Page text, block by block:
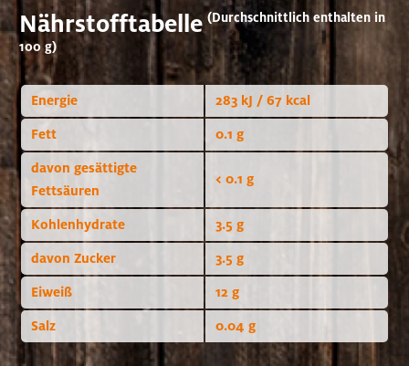
Nährstofftabelle (Durchschnittlich enthalten in
100 g)
Energie 283 kJ / 67 kcal
Fett 0.1 g
davon gesättigte
Fettsäuren
< 0.1 g
Kohlenhydrate 3.5 g
davon Zucker 3.5 g
Eiweiß 12 g
Salz 0.04 g